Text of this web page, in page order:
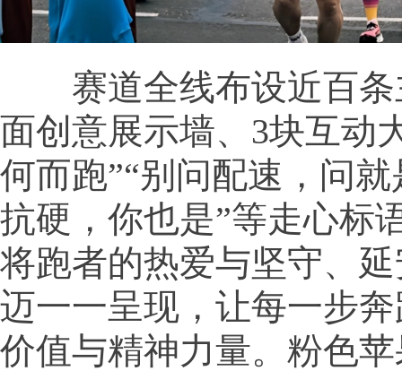
赛道全线布设近百条
面创意展示墙、3块互动
何而跑”“别问配速，问就
抗硬，你也是”等走心标
将跑者的热爱与坚守、
迈一一呈现，让每一步
价值与精神力量。粉色